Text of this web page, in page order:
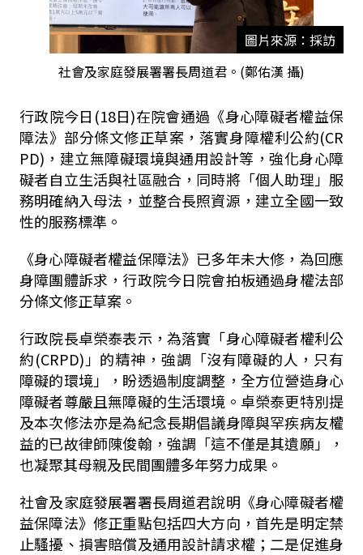
圖片來源：採訪
社會及家庭發展署署長周道君。(鄭佑漢 攝)
行政院今日 (18日)在院會通過《身心障礙者權益保
障法》部分條文修正草案，落實身障權利公約(CR
PD) ，建立無障礙環境與通用設計等，強化身心障
礙者自立生活與社區融合，同時將「個人助理」服
務明確納入母法，並整合長照資源，建立全國一致
性的服務標準。
《身心障礙者權益保障法》已多年未大修，為回應
身障團體訴求，行政院今日院會拍板通過身權法部
分條文修正草案。
行政院長卓榮泰表示，為落實「身心障礙者權利公
約(CRPD) 」的精神，強調「沒有障礙的人，只有
障礙的環境」，盼透過制度調整，全方位營造身心
障礙者尊嚴且無障礙的生活環境。卓榮泰更特別提
及本次修法亦是為紀念長期倡議身障與罕疾病友權
益的已故律師陳俊翰，強調「這不僅是其遺願」，
也凝聚其母親及民間團體多年努力成果。
社會及家庭發展署署長周道君說明《身心障礙者權
益保障法》修正重點包括四大方向，首先是明定禁
止騷擾、損害賠償及通用設計請求權；二是促進身